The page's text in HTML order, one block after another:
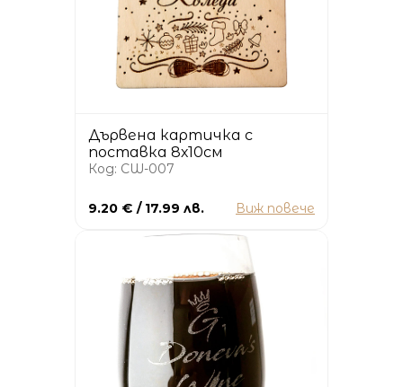
Дървена картичка с
поставка 8х10см
Код: CW-007
9.20 € / 17.99 лв. Виж повече